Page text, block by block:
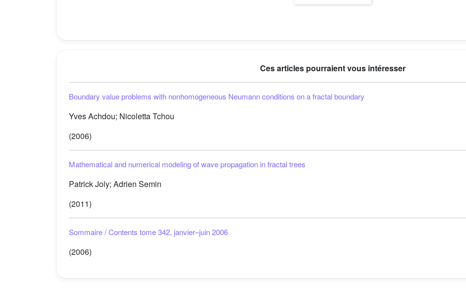
Ces articles pourraient vous intéresser
Boundary value problems with nonhomogeneous Neumann conditions on a fractal boundary
Yves Achdou; Nicoletta Tchou
(2006)
Mathematical and numerical modeling of wave propagation in fractal trees
Patrick Joly; Adrien Semin
(2011)
Sommaire / Contents tome 342, janvier–juin 2006
(2006)